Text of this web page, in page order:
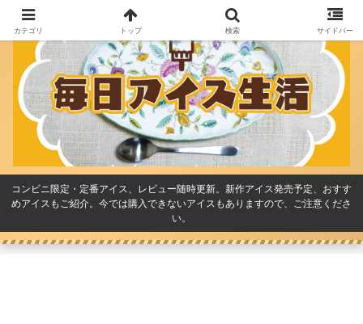
コンビニ限定・定番アイス、レビュー随時更新。新作アイス発売予定、おすす
めアイスもご紹介。今では購入できないアイスもありますので、ご注意くださ
い。
カテゴリ トップ 検索 サイドバー